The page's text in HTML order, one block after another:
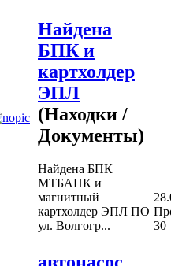
Найдена
БПК и
картхолдер
ЭПЛ
(Находки /
Документы)
Найдена БПК
МТБАНК и
магнитный
картхолдер ЭПЛ ПО
ул. Волгогр...
30
автонасос